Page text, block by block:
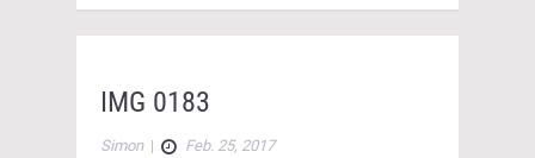
IMG 0183
Simon| Feb. 25, 2017